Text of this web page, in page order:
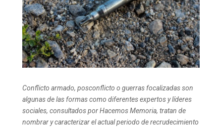
Conflicto armado, posconflicto o guerras focalizadas son
algunas de las formas como diferentes expertos y líderes
sociales, consultados por Hacemos Memoria, tratan de
nombrar y caracterizar el actual periodo de recrudecimiento